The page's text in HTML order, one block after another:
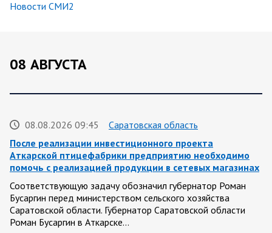
Новости СМИ2
08 АВГУСТА
08.08.2026 09:45
Саратовская область
После реализации инвестиционного проекта
Аткарской птицефабрики предприятию необходимо
помочь с реализацией продукции в сетевых магазинах
Соответствующую задачу обозначил губернатор Роман
Бусаргин перед министерством сельского хозяйства
Саратовской области. Губернатор Саратовской области
Роман Бусаргин в Аткарске…